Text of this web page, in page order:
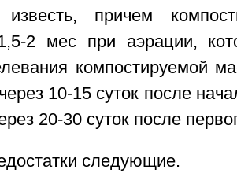
известь, причем
2 мес при аэрации,
компостируемой
10-15 суток после
20-30 суток после
следующие.